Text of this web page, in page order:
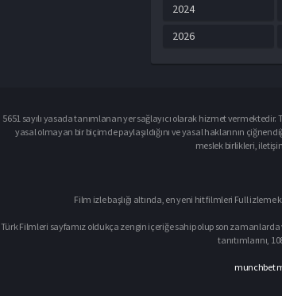
2024
2026
5651 sayılı yasada tanımlanan yer sağlayıcı olarak hizmet vermektedir.
yasal olmayan bir biçimde paylaşıldığını ve yasal haklarının
meslek birlikleri,
Film izle başlığı altında, en yeni hit filmleri Full
Türk Filmleri sayfamız oldukça zengin içeriğe sahip olup son
tanıtımlarını,
munchbet